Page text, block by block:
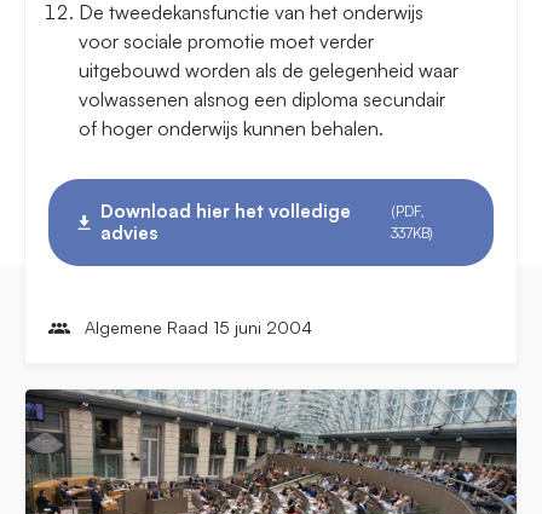
De tweedekansfunctie van het onderwijs
voor sociale promotie moet verder
uitgebouwd worden als de gelegenheid waar
volwassenen alsnog een diploma secundair
of hoger onderwijs kunnen behalen.
Download hier het volledige
advies
(PDF,
337KB)
Algemene Raad 15 juni 2004